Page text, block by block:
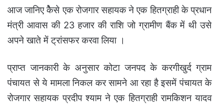
आज जानिए कैेसे एक रोजगार सहायक ने एक हितग्राही के प्रधान
मंत्री आवास की 23 हजार की राशि जो ग्रामीण बैंक में थी उसे
अपने खाते में ट्रांसफर करवा लिया ।
प्राप्त जानकारी के अनुसार कोटा जनपद के करगीखुर्द ग्राम
पंचायत से ये मामला निकल कर सामने आ रहा है इसमें पंचायत के
रोजगार सहायक प्रदीप श्याम ने एक हितग्राही रामकिशन यादव